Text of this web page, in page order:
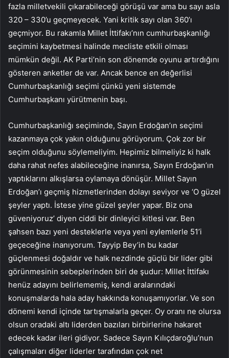
fazla milletvekili çıkarabileceği görüşü var ama bu sayı asla
320 – 330’u geçmeyecek. Yani kritik sayı olan 360’ı
geçmiyor. Bu rakamla Millet İttifakı’nın cumhurbaşkanlığı
seçimini kaybetmesi halinde mecliste etkili olması
mümkün değil. AK Parti’nin son dönemde oyunu artırdığını
gösteren anketler de var. Ancak bence en değerlisi
Cumhurbaşkanlığı seçimi çünkü yeni sistemde
Cumhurbaşkanı yürütmenin başı.
Cumhurbaşkanlığı seçiminde, Sayın Erdoğan’ın seçimi
kazanmaya çok yakın olduğunu görüyorum. Çok zor bir
seçim olduğunu söylemeliyim. Hepimiz bilmeliyiz ki halk
daha rahat nefes alabileceğine inanırsa, Sayın Erdoğan’ın
yaptıklarını alkışlarsa oylamaya dönüşür. Millet Sayın
Erdoğan’ı geçmiş hizmetlerinden dolayı seviyor ve ‘O güzel
şeyler yaptı. İstese yine güzel şeyler yapar. Biz ona
güveniyoruz’ diyen ciddi bir dinleyici kitlesi var. Ben
şahsen bazı yeni desteklerle veya yeni eylemlerle 51’i
geçeceğine inanıyorum. Tayyip Bey’in bu kadar
güçlenmesi doğaldır ve halk nezdinde güçlü bir lider gibi
görünmesinin sebeplerinden biri de şudur: Millet İttifakı
henüz adayını belirlememiş, kendi aralarındaki
konuşmalarda hala aday hakkında konuşamıyorlar. Ve son
dönemi kendi içinde tartışmalarla geçer. Oy oranı ne olursa
olsun oradaki altı liderden bazıları birbirlerine hakaret
edecek kadar ileri gidiyor. Sadece Sayın Kılıçdaroğlu’nun
çalışmaları diğer liderler tarafından çok net